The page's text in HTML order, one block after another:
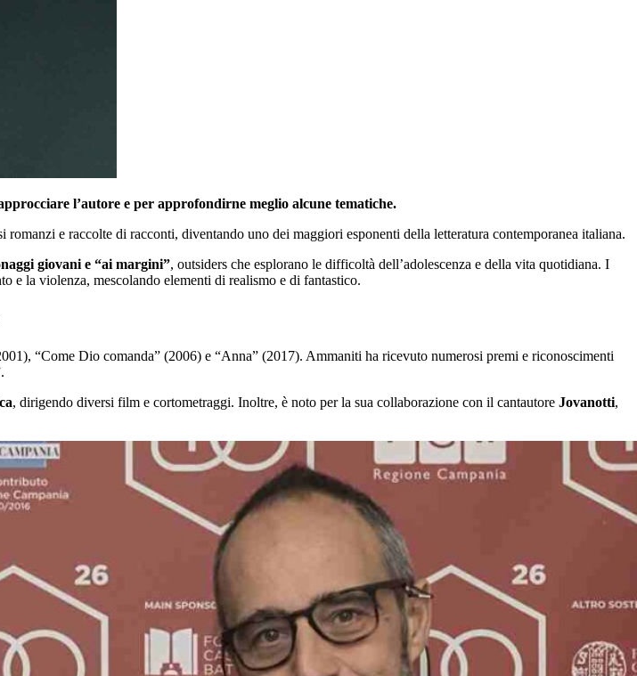
l’autore e per approfondirne meglio alcune tematiche.
e raccolte di racconti, diventando uno dei maggiori esponenti della letteratura contemporanea italiana.
giovani e “ai margini”, outsiders che esplorano le difficoltà dell’adolescenza e della vita quotidiana. I
e la violenza, mescolando elementi di realismo e di fantastico.
“Come Dio comanda” (2006) e “Anna” (2017). Ammaniti ha ricevuto numerosi premi e riconoscimenti
, dirigendo diversi film e cortometraggi. Inoltre, è noto per la sua collaborazione con il cantautore Jovanotti,